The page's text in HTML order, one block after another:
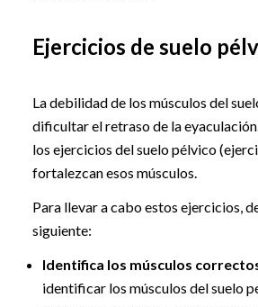
Ejercicios de suelo
La debilidad de los músculos del
dificultar el retraso de la
los ejercicios del suelo pélvico
fortalezcan esos músculos.
Para llevar a cabo estos ejercicios,
siguiente:
Identifica los músculos
identificar los músculos del suelo